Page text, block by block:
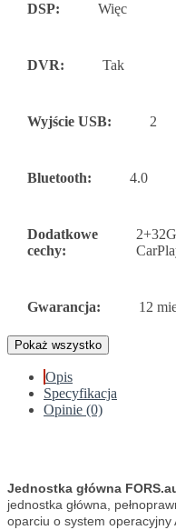
DSP: Więc
DVR: Tak
Wyjście USB: 2
Bluetooth: 4.0
Dodatkowe
cechy:
Gwarancja: 12
Pokaż wszystko
Opis
Specyfikacja
Opinie (0)
Jednostka główna
jednostka główna,
oparciu o system operacyjny